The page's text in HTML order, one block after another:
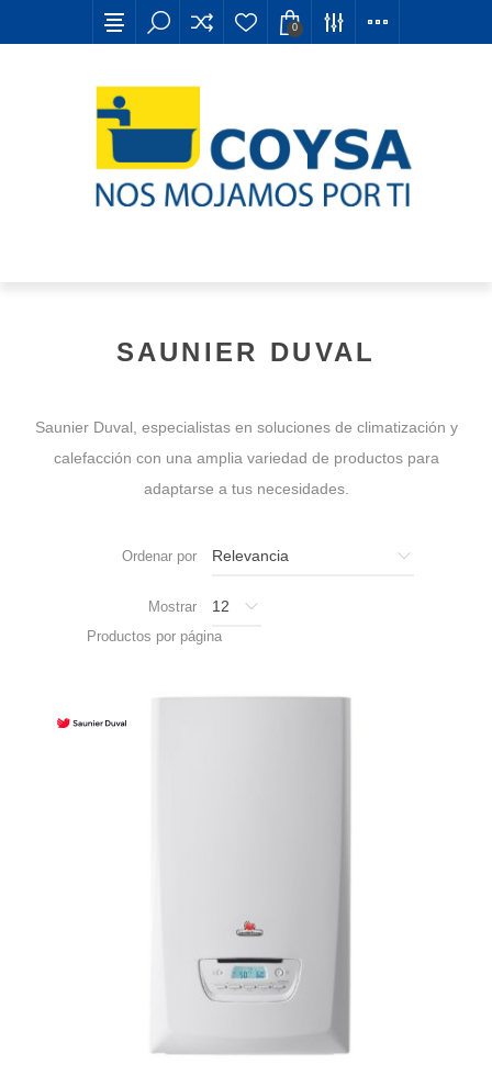
0
SAUNIER DUVAL
Saunier Duval, especialistas en soluciones de climatización y
calefacción con una amplia variedad de productos para
adaptarse a tus necesidades.
Ordenar por
Mostrar
Productos por página